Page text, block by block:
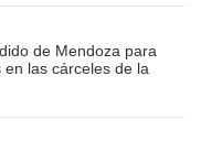
de Mendoza para
las cárceles de la